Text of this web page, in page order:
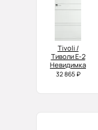
Tivoli /
Тиволи Е-2
Невидимка
32 865 ₽